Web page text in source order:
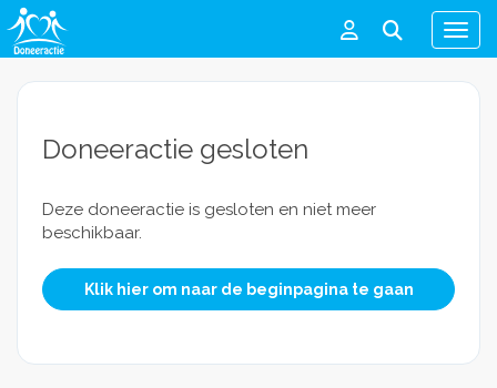
Menu
Doneeractie gesloten
Deze doneeractie is gesloten en niet meer
beschikbaar.
Klik hier om naar de beginpagina te gaan